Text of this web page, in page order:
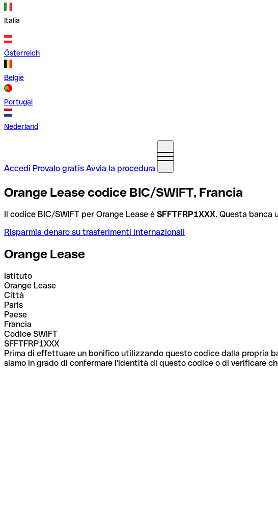
Italia
Österreich
België
Portugal
Nederland
Accedi Provalo gratis Avvia la procedura
Orange Lease codice BIC/SWIFT, Francia
Il codice BIC/SWIFT per Orange Lease è SFFTFRP1XXX. Questa banca
Risparmia denaro su trasferimenti internazionali
Orange Lease
Istituto
Orange Lease
Città
Paris
Paese
Francia
Codice SWIFT
SFFTFRP1XXX
Prima di effettuare un bonifico utilizzando questo codice dalla propria
siamo in grado di confermare l'identità di questo codice o di verificare